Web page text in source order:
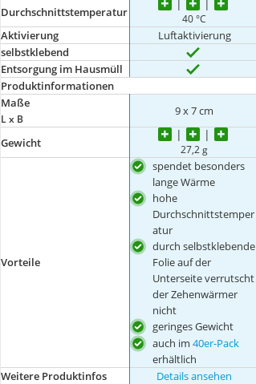
Durchschnittstemperatur 40 °C
Aktivierung Luftaktivierung
selbstklebend
Entsorgung im Hausmüll
Produktinformationen
Maße
L x B
9 x 7 cm
Gewicht 27,2 g
Vorteile
spendet besonders
lange Wärme
hohe
Durchschnittstemper
atur
durch selbstklebende
Folie auf der
Unterseite verrutscht
der Zehenwärmer
nicht
geringes Gewicht
auch im40er-Pack
erhältlich
Weitere Produktinfos Details ansehen